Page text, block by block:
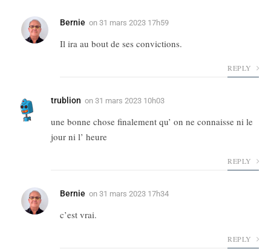
Bernie on 31 mars 2023 17h59
Il ira au bout de ses convictions.
REPLY
trublion on 31 mars 2023 10h03
une bonne chose finalement qu’ on ne connaisse ni le
jour ni l’ heure
REPLY
Bernie on 31 mars 2023 17h34
c’est vrai.
REPLY